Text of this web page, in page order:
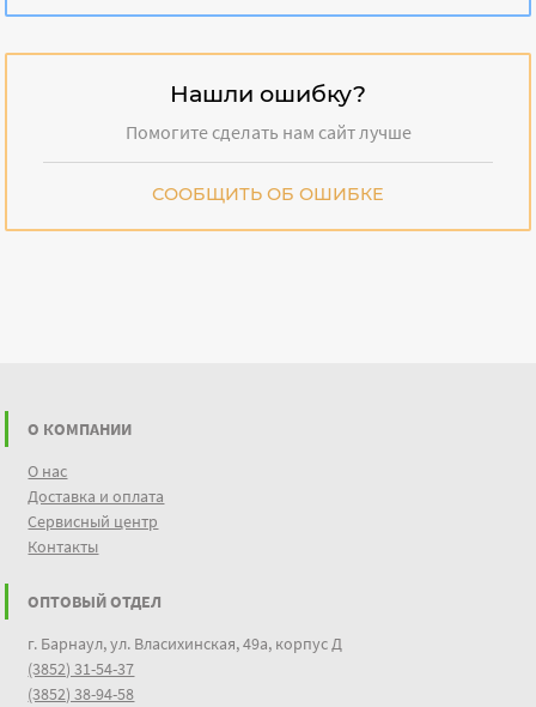
Нашли ошибку?
Помогите сделать нам сайт лучше
СООБЩИТЬ ОБ ОШИБКЕ
О КОМПАНИИ
О нас
Доставка и оплата
Сервисный центр
Контакты
ОПТОВЫЙ ОТДЕЛ
г. Барнаул, ул. Власихинская, 49а, корпус Д
(3852) 31-54-37
(3852) 38-94-58